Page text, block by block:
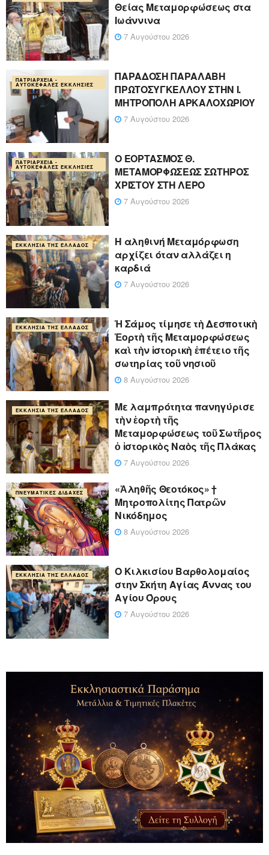
Θείας Μεταμορφώσεως στα
Ιωάννινα
7 Αυγούστου 2026
ΠΑΤΡΙΑΡΧΕΊΑ -
ΑΥΤΟΚΈΦΑΛΕΣ ΕΚΚΛΗΣΊΕΣ
ΠΑΡΑΔΟΣΗ ΠΑΡΑΛΑΒΗ
ΠΡΩΤΟΣΥΓΚΕΛΛΟΥ ΣΤΗΝ Ι.
ΜΗΤΡΟΠΟΛΗ ΑΡΚΑΛΟΧΩΡΙΟΥ
7 Αυγούστου 2026
ΠΑΤΡΙΑΡΧΕΊΑ -
ΑΥΤΟΚΈΦΑΛΕΣ ΕΚΚΛΗΣΊΕΣ
Ο ΕΟΡΤΑΣΜΟΣ Θ.
ΜΕΤΑΜΟΡΦΩΣΕΩΣ ΣΩΤΗΡΟΣ
ΧΡΙΣΤΟΥ ΣΤΗ ΛΕΡΟ
7 Αυγούστου 2026
ΕΚΚΛΗΣΊΑ ΤΗΣ ΕΛΛΆΔΟΣ
Η αληθινή Μεταμόρφωση
αρχίζει όταν αλλάζει η
καρδιά
7 Αυγούστου 2026
ΕΚΚΛΗΣΊΑ ΤΗΣ ΕΛΛΆΔΟΣ
Ἡ Σάμος τίμησε τὴ Δεσποτικὴ
Ἑορτὴ τῆς Μεταμορφώσεως
καὶ τὴν ἱστορικὴ ἐπέτειο τῆς
σωτηρίας τοῦ νησιοῦ
8 Αυγούστου 2026
ΕΚΚΛΗΣΊΑ ΤΗΣ ΕΛΛΆΔΟΣ
Με λαμπρότητα πανηγύρισε
τὴν ἑορτὴ τῆς
Μεταμορφώσεως τοῦ Σωτῆρος
ὁ ἱστορικὸς Ναὸς τῆς Πλάκας
7 Αυγούστου 2026
ΠΝΕΥΜΑΤΙΚΈΣ ΔΙΔΑΧΈΣ
«Ἀληθῆς Θεοτόκος» †
Μητροπολίτης Πατρῶν
Νικόδημος
8 Αυγούστου 2026
ΕΚΚΛΗΣΊΑ ΤΗΣ ΕΛΛΆΔΟΣ
Ο Κιλκισίου Βαρθολομαίος
στην Σκήτη Αγίας Άννας του
Αγίου Όρους
7 Αυγούστου 2026